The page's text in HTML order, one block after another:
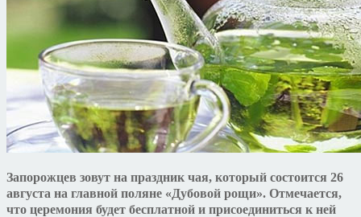
Запорожцев зовут на праздник чая, который состоится 26
августа на главной поляне «Дубовой рощи». Отмечается,
что церемония будет бесплатной и присоединиться к ней